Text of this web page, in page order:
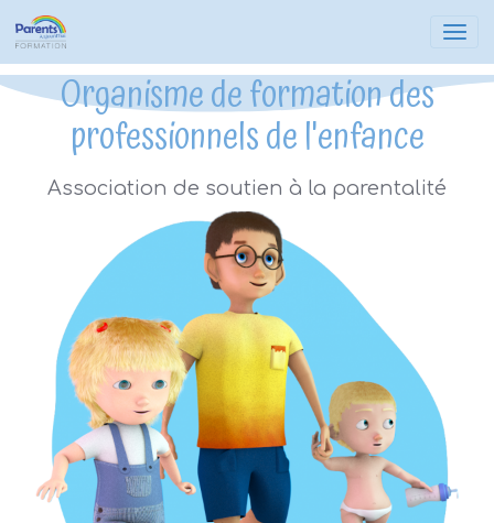
Organisme de formation des
professionnels de l'enfance
Association de soutien à la parentalité